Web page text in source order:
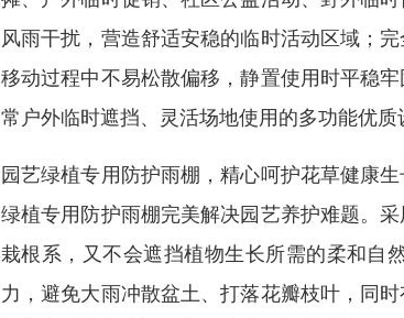
风雨干扰，营造舒适安稳的临时活动区域；
移动过程中不易松散偏移，静置使用时平稳
常户外临时遮挡、灵活场地使用的多功能优质
园艺绿植专用防护雨棚，精心呵护花草健康
绿植专用防护雨棚完美解决园艺养护难题。
栽根系，又不会遮挡植物生长所需的柔和自
力，避免大雨冲散盆土、打落花瓣枝叶，同